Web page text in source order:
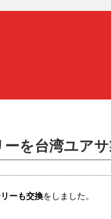
を台湾ユア
ーも交換をしました。